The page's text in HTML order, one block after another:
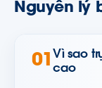
Nguyên lý
01 Vì sao
cao